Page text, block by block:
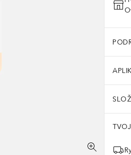
+ Zlatá maska Absolut Repair